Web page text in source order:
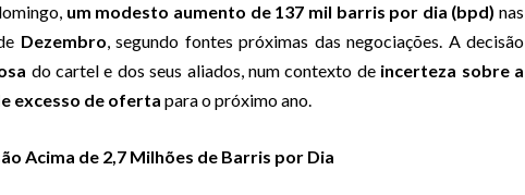
um modesto aumento de 137 mil barris por dia (bpd) nas
Dezembro, segundo fontes próximas das negociações. A decisão
do cartel e dos seus aliados, num contexto de incerteza sobre a
excesso de oferta para o próximo ano.
Acima de 2,7 Milhões de Barris por Dia